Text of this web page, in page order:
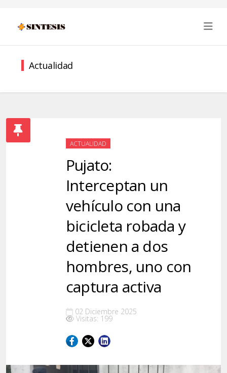
Actualidad
ACTUALIDAD
Pujato:
Interceptan un
vehículo con una
bicicleta robada y
detienen a dos
hombres, uno con
captura activa
02 Diciembre 2025
Visitas: 199